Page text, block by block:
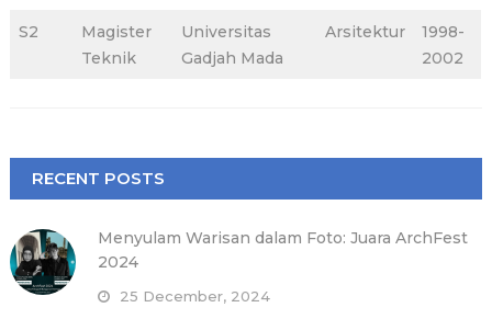
S2
Magister
Teknik
Universitas
Gadjah Mada
Arsitektur
1998-
2002
RECENT POSTS
Menyulam Warisan dalam Foto: Juara ArchFest
2024
25 December, 2024